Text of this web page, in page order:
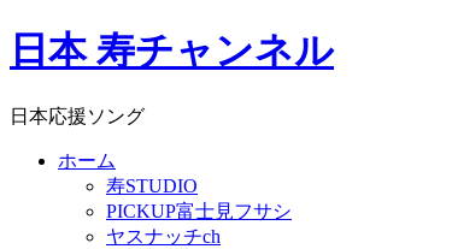
Skip
to日本 寿チャンネル
日本応援ソング
ホーム
寿STUDIO
PICKUP富士見フサシ
ヤスナッチch